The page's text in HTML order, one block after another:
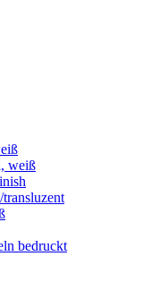
weiß
bedruckt